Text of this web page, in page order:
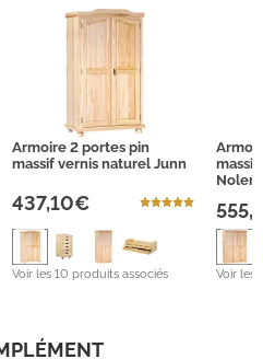
Armoire 2 portes pin
massif vernis naturel Junn
437,10€
Voir les 10 produits associés
Nolen
Voir les